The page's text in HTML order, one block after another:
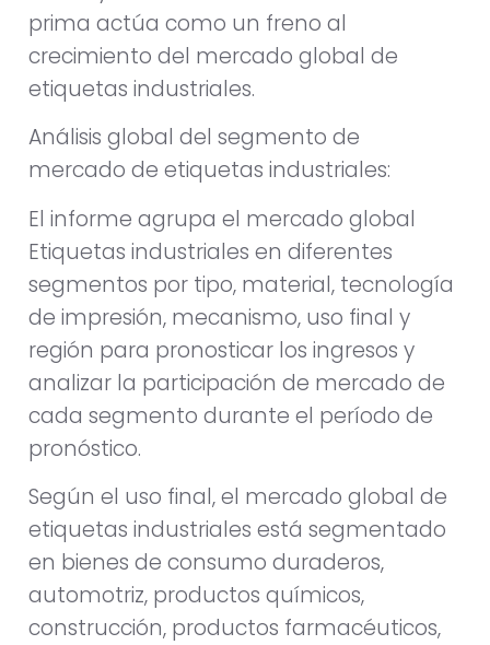
prima actúa como un freno al
crecimiento del mercado global de
etiquetas industriales.
Análisis global del segmento de
mercado de etiquetas industriales:
El informe agrupa el mercado global
Etiquetas industriales en diferentes
segmentos por tipo, material, tecnología
de impresión, mecanismo, uso final y
región para pronosticar los ingresos y
analizar la participación de mercado de
cada segmento durante el período de
pronóstico.
Según el uso final, el mercado global de
etiquetas industriales está segmentado
en bienes de consumo duraderos,
automotriz, productos químicos,
construcción, productos farmacéuticos,